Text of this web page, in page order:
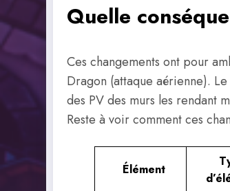
Quelle
Ces changements ont pour
Dragon (attaque aérienne).
des PV des murs les rendant
Reste à voir comment ces
Élément